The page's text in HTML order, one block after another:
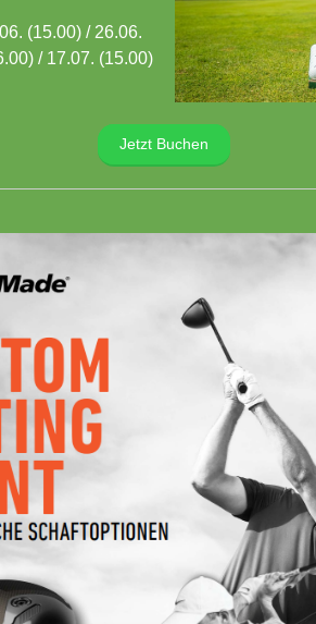
(15.00) / 26.06.
/ 17.07. (15.00)
Jetzt Buchen